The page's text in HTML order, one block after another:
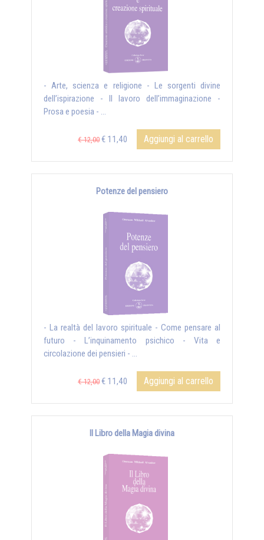
- Arte, scienza e religione - Le sorgenti divine
dell’ispirazione - Il lavoro dell’immaginazione -
Prosa e poesia - ...
€ 12,00 € 11,40 Aggiungi al carrello
Potenze del pensiero
- La realtà del lavoro spirituale - Come pensare al
futuro - L’inquinamento psichico - Vita e
circolazione dei pensieri - ...
€ 12,00 € 11,40 Aggiungi al carrello
Il Libro della Magia divina